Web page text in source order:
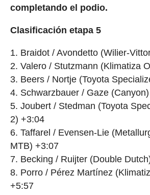
completando el podio.
Clasificación etapa 5
1. Braidot / Avondetto (Wilier-
2. Valero / Stutzmann (Klimatiza
3. Beers / Nortje (Toyota
4. Schwarzbauer / Gaze
5. Joubert / Stedman (Toyota
2) +3:04
6. Taffarel / Evensen-Lie
MTB) +3:07
7. Becking / Ruijter (Double
8. Porro / Pérez Martínez
+5:57